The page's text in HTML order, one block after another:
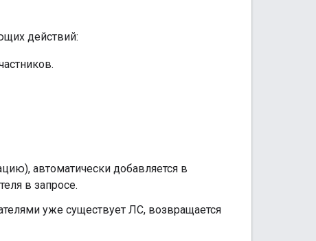
действий:
автоматически добавляется в
в запросе.
уже существует ЛС, возвращается